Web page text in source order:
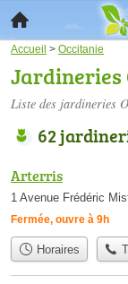
Accueil > Occitanie
Jardineries
Liste des jardineries
62
Arterris
1 Avenue Frédéric
Fermée, ouvre à 9h
Horaires